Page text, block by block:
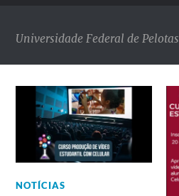
Universidade Federal de Pelotas
NOTÍCIAS